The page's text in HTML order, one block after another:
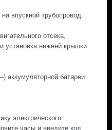
впускной трубопровод.
отсека,
установка нижней крышки
аккумуляторной батареи.
электрического
часы и введите код